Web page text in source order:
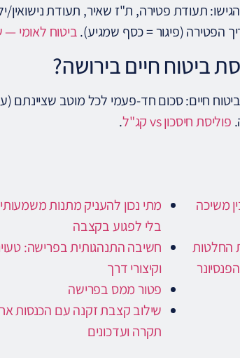
ביטוח לאומי —
ביטוח חיים בירושה?
חיים: סכום חד-פעמי לכל מוטב שציינתם
פוליסת חיסכון vs קג"ל .
משיכה
החלטות
מתי נכון להעניק מתנות
בלי לפגוע בקצבה
חשיבה התנהגותית בפרישה:
וקיצורי דרך
פטור ממס בפרישה
שילוב קצבת זקנה עם הכנסות
תקרה ועדכונים